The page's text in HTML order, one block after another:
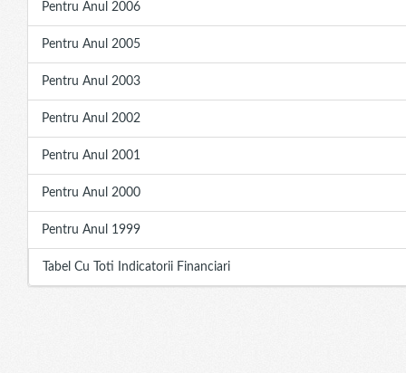
Pentru Anul 2006
Pentru Anul 2005
Pentru Anul 2003
Pentru Anul 2002
Pentru Anul 2001
Pentru Anul 2000
Pentru Anul 1999
Tabel Cu Toti Indicatorii Financiari